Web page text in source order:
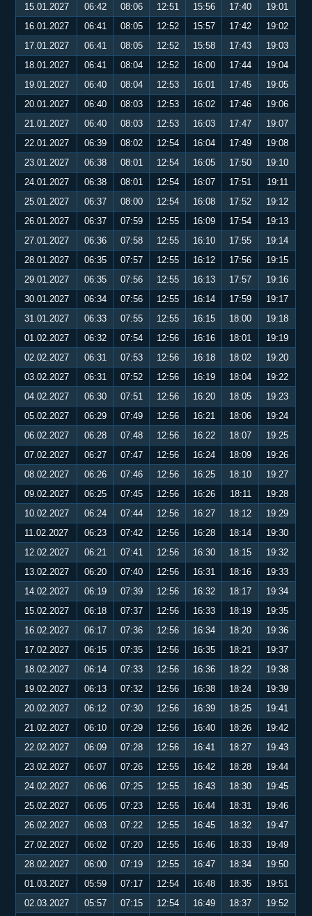
15.01.2027
06:42 08:06 12:51 15:56 17:40
19:01
16.01.2027
06:41 08:05 12:52 15:57 17:42
19:02
17.01.2027
06:41 08:05 12:52 15:58 17:43
19:03
18.01.2027
06:41 08:04 12:52 16:00 17:44
19:04
19.01.2027
06:40 08:04 12:53 16:01 17:45
19:05
20.01.2027
06:40 08:03 12:53 16:02 17:46
19:06
21.01.2027
06:40 08:03 12:53 16:03 17:47
19:07
22.01.2027
06:39 08:02 12:54 16:04 17:49
19:08
23.01.2027
06:38 08:01 12:54 16:05 17:50
19:10
24.01.2027
06:38 08:01 12:54 16:07 17:51
19:11
25.01.2027
06:37 08:00 12:54 16:08 17:52
19:12
26.01.2027
06:37 07:59 12:55 16:09 17:54
19:13
27.01.2027
06:36 07:58 12:55 16:10 17:55
19:14
28.01.2027
06:35 07:57 12:55 16:12 17:56
19:15
29.01.2027
06:35 07:56 12:55 16:13 17:57
19:16
30.01.2027
06:34 07:56 12:55 16:14 17:59
19:17
31.01.2027
06:33 07:55 12:55 16:15 18:00
19:18
01.02.2027
06:32 07:54 12:56 16:16 18:01
19:19
02.02.2027
06:31 07:53 12:56 16:18 18:02
19:20
03.02.2027
06:31 07:52 12:56 16:19 18:04
19:22
04.02.2027
06:30 07:51 12:56 16:20 18:05
19:23
05.02.2027
06:29 07:49 12:56 16:21 18:06
19:24
06.02.2027
06:28 07:48 12:56 16:22 18:07
19:25
07.02.2027
06:27 07:47 12:56 16:24 18:09
19:26
08.02.2027
06:26 07:46 12:56 16:25 18:10
19:27
09.02.2027
06:25 07:45 12:56 16:26 18:11
19:28
10.02.2027
06:24 07:44 12:56 16:27 18:12
19:29
11.02.2027
06:23 07:42 12:56 16:28 18:14
19:30
12.02.2027
06:21 07:41 12:56 16:30 18:15
19:32
13.02.2027
06:20 07:40 12:56 16:31 18:16
19:33
14.02.2027
06:19 07:39 12:56 16:32 18:17
19:34
15.02.2027
06:18 07:37 12:56 16:33 18:19
19:35
16.02.2027
06:17 07:36 12:56 16:34 18:20
19:36
17.02.2027
06:15 07:35 12:56 16:35 18:21
19:37
18.02.2027
06:14 07:33 12:56 16:36 18:22
19:38
19.02.2027
06:13 07:32 12:56 16:38 18:24
19:39
20.02.2027
06:12 07:30 12:56 16:39 18:25
19:41
21.02.2027
06:10 07:29 12:56 16:40 18:26
19:42
22.02.2027
06:09 07:28 12:56 16:41 18:27
19:43
23.02.2027
06:07 07:26 12:55 16:42 18:28
19:44
24.02.2027
06:06 07:25 12:55 16:43 18:30
19:45
25.02.2027
06:05 07:23 12:55 16:44 18:31
19:46
26.02.2027
06:03 07:22 12:55 16:45 18:32
19:47
27.02.2027
06:02 07:20 12:55 16:46 18:33
19:49
28.02.2027
06:00 07:19 12:55 16:47 18:34
19:50
01.03.2027
05:59 07:17 12:54 16:48 18:35
19:51
02.03.2027
05:57 07:15 12:54 16:49 18:37
19:52